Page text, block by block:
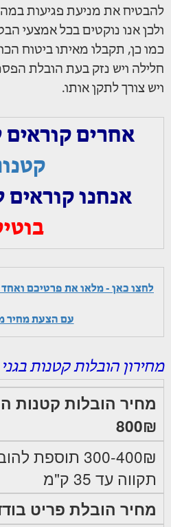
להבטיח את מניעת פגיעות
ולכן אנו נוקטים בכל אמצעי
כמו כן, תקבלו מאיתו ביטוח
חלילה ויש נזק בעת הובלת
ויש צורך לתקן אותו.
אחרים קוראים
אנחנו קוראים
לחצו כאן - מלאו את פרטיכם ואחד
עם הצעת מחיר
מחירון הובלות קטנות
800₪
300-400₪
תקווה עד 35 ק"מ
מחיר הובלת פריט בודד - 150-